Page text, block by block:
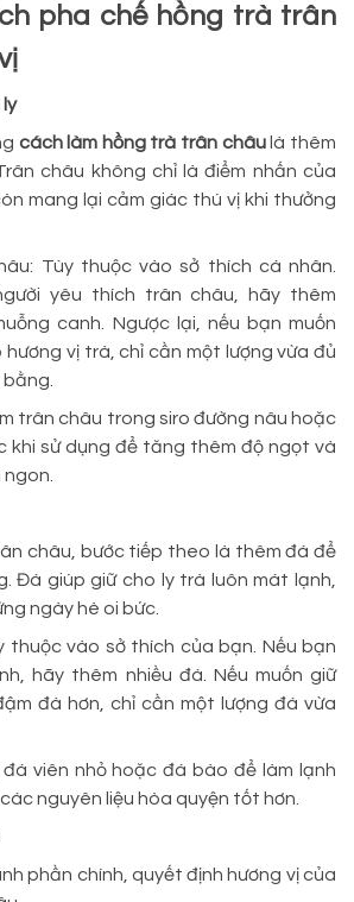
pha chế hồng trà trân
cách làm hồng trà trân châu là thêm
châu không chỉ là điểm nhấn của
mang lại cảm giác thú vị khi thưởng
Tùy thuộc vào sở thích cá nhân.
yêu thích trân châu, hãy thêm
canh. Ngược lại, nếu bạn muốn
vị trà, chỉ cần một lượng vừa đủ
trân châu trong siro đường nâu hoặc
khi sử dụng để tăng thêm độ ngọt và
ngon.
châu, bước tiếp theo là thêm đá để
Đá giúp giữ cho ly trà luôn mát lạnh,
ngày hè oi bức.
thuộc vào sở thích của bạn. Nếu bạn
hãy thêm nhiều đá. Nếu muốn giữ
đà hơn, chỉ cần một lượng đá vừa
đá viên nhỏ hoặc đá bào để làm lạnh
nguyên liệu hòa quyện tốt hơn.
phần chính, quyết định hương vị của